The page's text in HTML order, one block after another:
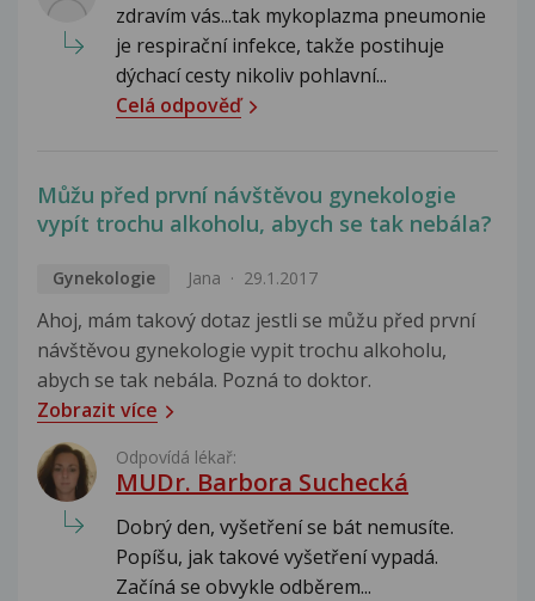
zdravím vás...tak mykoplazma pneumonie
je respirační infekce, takže postihuje
dýchací cesty nikoliv pohlavní...
Celá odpověď
Můžu před první návštěvou gynekologie
vypít trochu alkoholu, abych se tak nebála?
Gynekologie Jana 29.1.2017
Ahoj, mám takový dotaz jestli se můžu před první
návštěvou gynekologie vypit trochu alkoholu,
abych se tak nebála. Pozná to doktor.
Zobrazit více
Odpovídá lékař:
MUDr. Barbora Suchecká
Dobrý den, vyšetření se bát nemusíte.
Popíšu, jak takové vyšetření vypadá.
Začíná se obvykle odběrem...